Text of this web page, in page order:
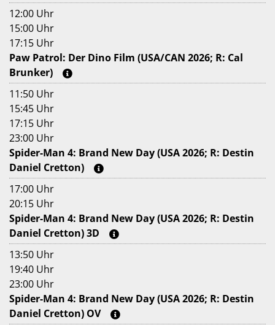
12:00 Uhr
15:00 Uhr
17:15 Uhr
Paw Patrol: Der Dino Film (USA/CAN 2026; R: Cal
Brunker)
11:50 Uhr
15:45 Uhr
17:15 Uhr
23:00 Uhr
Spider-Man 4: Brand New Day (USA 2026; R: Destin
Daniel Cretton)
17:00 Uhr
20:15 Uhr
Spider-Man 4: Brand New Day (USA 2026; R: Destin
Daniel Cretton) 3D
13:50 Uhr
19:40 Uhr
23:00 Uhr
Spider-Man 4: Brand New Day (USA 2026; R: Destin
Daniel Cretton) OV